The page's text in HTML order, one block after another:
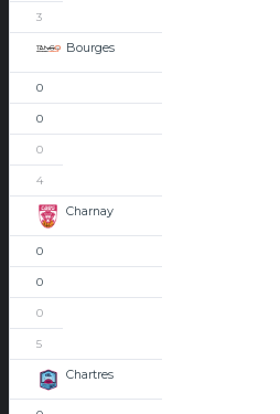
3
Bourges
0
0
0
4
Charnay
0
0
0
5
Chartres